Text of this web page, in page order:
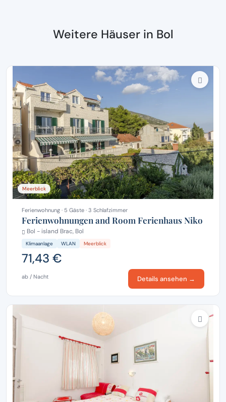
Weitere Häuser in Bol
Meerblick
Ferienwohnung · 5 Gäste · 3 Schlafzimmer
Ferienwohnungen and Room Ferienhaus Niko
Bol - island Brac, Bol
Klimaanlage WLAN Meerblick
71,43 €
ab / Nacht Details ansehen →